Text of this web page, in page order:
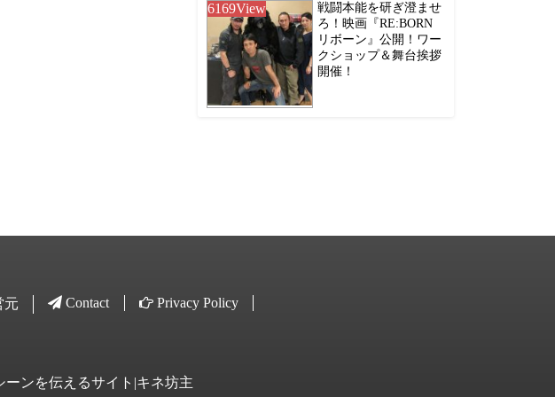
6169View
戦闘本能を研ぎ澄ませ
ろ！映画『RE:BORN
リボーン』公開！ワー
クショップ＆舞台挨拶
開催！
元 Contact Privacy Policy
ーンを伝えるサイト|キネ坊主